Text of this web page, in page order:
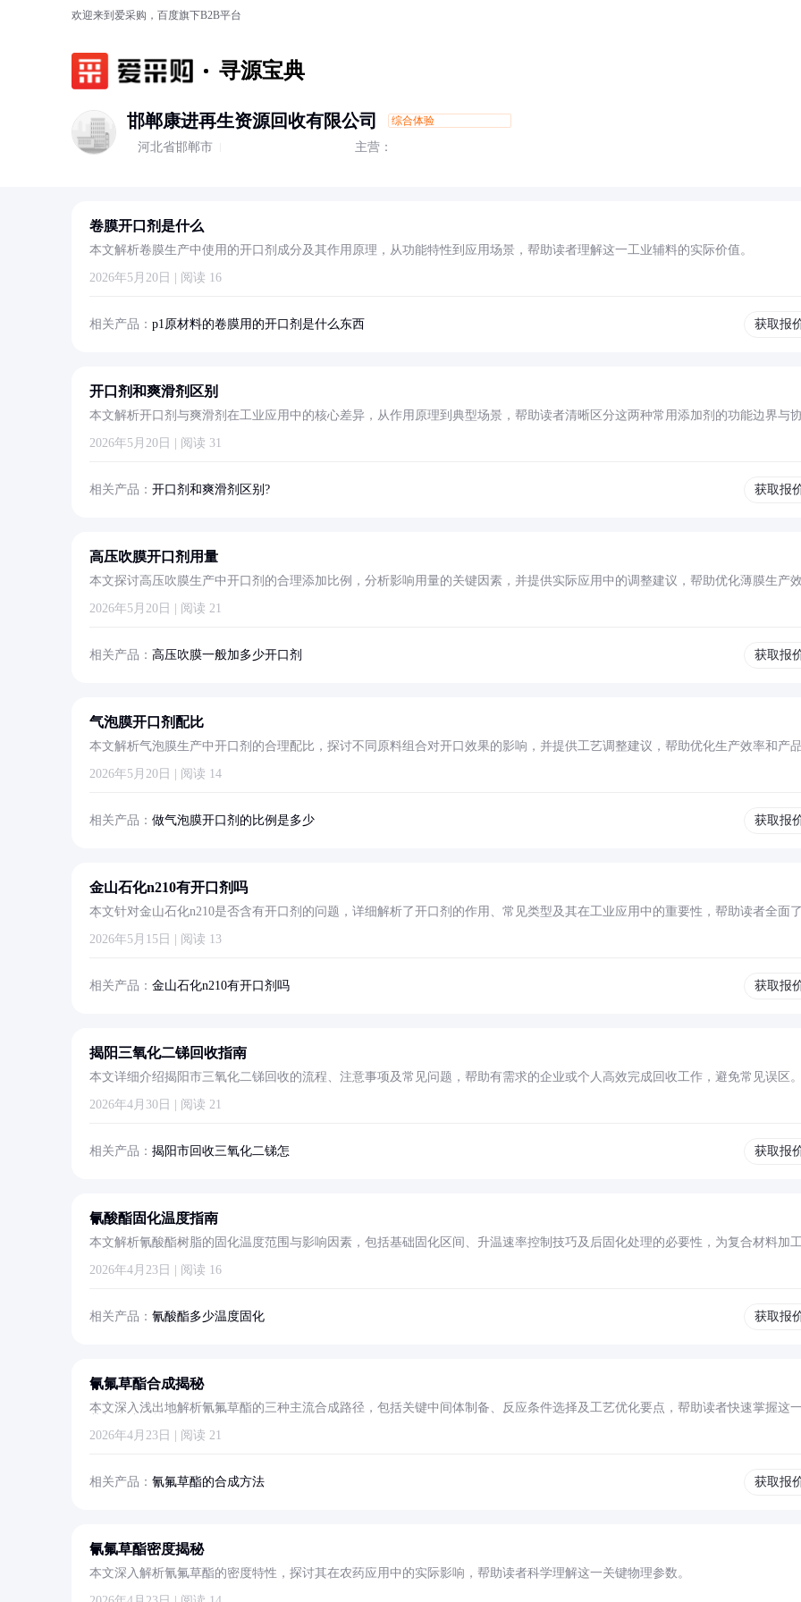
欢迎来到爱采购，百度旗下B2B平台
寻源宝典
邯郸康进再生资源回收有限公司 综合体验
河北省邯郸市 主营：
卷膜开口剂是什么
本文解析卷膜生产中使用的开口剂成分及其作用原理，从功能特性到应用场景，帮助读者理解这一工业辅料的实际价值。
2026年5月20日 | 阅读 16
相关产品： p1原材料的卷膜用的开口剂是什么东西 获取报
开口剂和爽滑剂区别
本文解析开口剂与爽滑剂在工业应用中的核心差异，从作用原理到典型场景，帮助读者清晰区分这两种常用添加剂的功能边界与
2026年5月20日 | 阅读 31
相关产品： 开口剂和爽滑剂区别? 获取报
高压吹膜开口剂用量
本文探讨高压吹膜生产中开口剂的合理添加比例，分析影响用量的关键因素，并提供实际应用中的调整建议，帮助优化薄膜生产效
2026年5月20日 | 阅读 21
相关产品： 高压吹膜一般加多少开口剂 获取报
气泡膜开口剂配比
本文解析气泡膜生产中开口剂的合理配比，探讨不同原料组合对开口效果的影响，并提供工艺调整建议，帮助优化生产效率和产
2026年5月20日 | 阅读 14
相关产品： 做气泡膜开口剂的比例是多少 获取报
金山石化n210有开口剂吗
本文针对金山石化n210是否含有开口剂的问题，详细解析了开口剂的作用、常见类型及其在工业应用中的重要性，帮助读者全面
2026年5月15日 | 阅读 13
相关产品： 金山石化n210有开口剂吗 获取报
揭阳三氧化二锑回收指南
本文详细介绍揭阳市三氧化二锑回收的流程、注意事项及常见问题，帮助有需求的企业或个人高效完成回收工作，避免常见误区。
2026年4月30日 | 阅读 21
相关产品： 揭阳市回收三氧化二锑怎 获取报
氰酸酯固化温度指南
本文解析氰酸酯树脂的固化温度范围与影响因素，包括基础固化区间、升温速率控制技巧及后固化处理的必要性，为复合材料加
2026年4月23日 | 阅读 16
相关产品： 氰酸酯多少温度固化 获取报
氰氟草酯合成揭秘
本文深入浅出地解析氰氟草酯的三种主流合成路径，包括关键中间体制备、反应条件选择及工艺优化要点，帮助读者快速掌握这
2026年4月23日 | 阅读 21
相关产品： 氰氟草酯的合成方法 获取报
氰氟草酯密度揭秘
本文深入解析氰氟草酯的密度特性，探讨其在农药应用中的实际影响，帮助读者科学理解这一关键物理参数。